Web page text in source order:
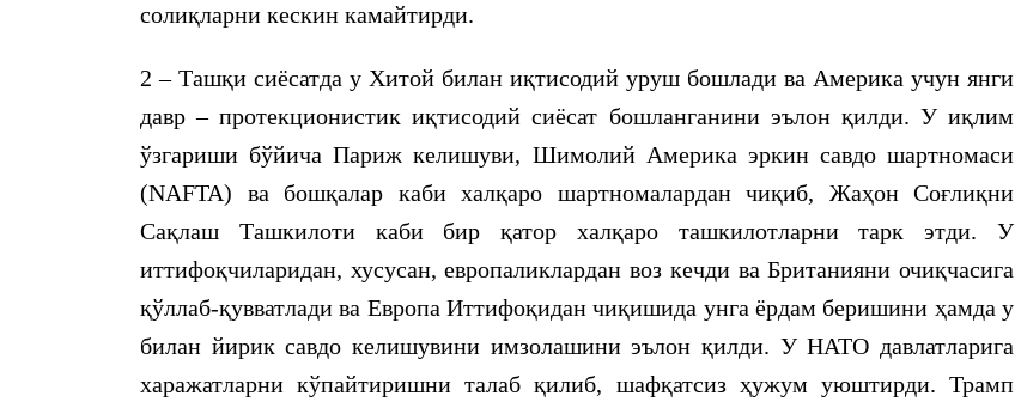
солиқларни кескин камайтирди.
2 – Ташқи сиёсатда у Хитой билан иқтисодий уруш бошлади ва Америка учун янги
давр – протекционистик иқтисодий сиёсат бошланганини эълон қилди. У иқлим
ўзгариши бўйича Париж келишуви, Шимолий Америка эркин савдо шартномаси
(NAFTA) ва бошқалар каби халқаро шартномалардан чиқиб, Жаҳон Соғлиқни
Сақлаш Ташкилоти каби бир қатор халқаро ташкилотларни тарк этди. У
иттифоқчиларидан, хусусан, европаликлардан воз кечди ва Британияни очиқчасига
қўллаб-қувватлади ва Европа Иттифоқидан чиқишида унга ёрдам беришини ҳамда у
билан йирик савдо келишувини имзолашини эълон қилди. У НАТО давлатларига
харажатларни кўпайтиришни талаб қилиб, шафқатсиз ҳужум уюштирди. Трамп